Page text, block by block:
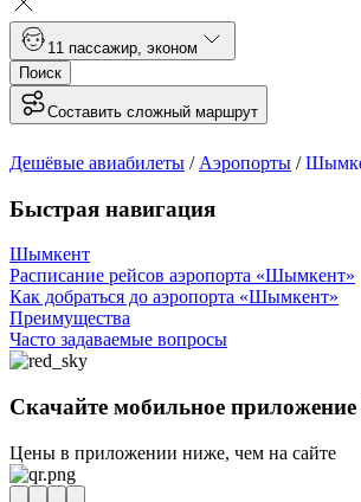
1 1 пассажир эконом
Поиск
Составить сложный маршрут
Дешёвые авиабилеты / Аэропорты /
Быстрая навигация
Шымкент
Расписание рейсов аэропорта «Шымкент»
Как добраться до аэропорта «Шымкент»
Преимущества
Часто задаваемые вопросы
Скачайте мобильное приложение
Цены в приложении ниже, чем на сайте